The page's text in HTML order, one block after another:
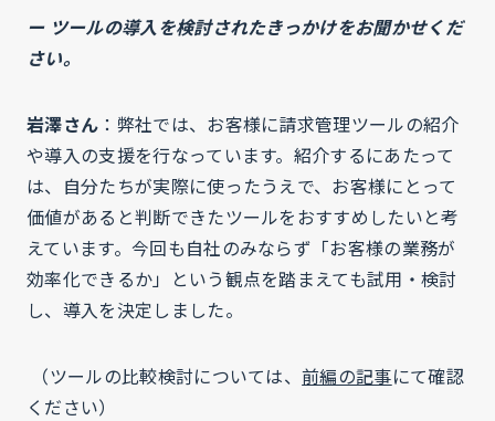
ー ツールの導入を検討されたきっかけをお聞かせくだ
さい。
岩澤さん ：弊社では、お客様に請求管理ツールの紹介
や導入の支援を行なっています。紹介するにあたって
は、自分たちが実際に使ったうえで、お客様にとって
価値があると判断できたツールをおすすめしたいと考
えています。今回も自社のみならず「お客様の業務が
効率化できるか」という観点を踏まえても試用・検討
し、導入を決定しました。
（ツールの比較検討については、前編の記事にて確認
ください）